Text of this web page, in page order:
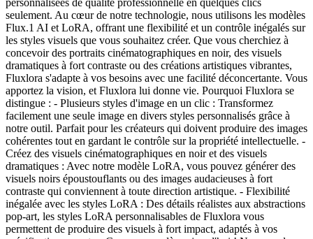
seulement. Au cœur de notre technologie, nous utilisons les modèles
Flux.1 AI et LoRA, offrant une flexibilité et un contrôle inégalés sur
les styles visuels que vous souhaitez créer. Que vous cherchiez à
concevoir des portraits cinématographiques en noir, des visuels
dramatiques à fort contraste ou des créations artistiques vibrantes,
Fluxlora s'adapte à vos besoins avec une facilité déconcertante. Vous
apportez la vision, et Fluxlora lui donne vie. Pourquoi Fluxlora se
distingue : - Plusieurs styles d'image en un clic : Transformez
facilement une seule image en divers styles personnalisés grâce à
notre outil. Parfait pour les créateurs qui doivent produire des images
cohérentes tout en gardant le contrôle sur la propriété intellectuelle. -
Créez des visuels cinématographiques en noir et des visuels
dramatiques : Avec notre modèle LoRA, vous pouvez générer des
visuels noirs époustouflants ou des images audacieuses à fort
contraste qui conviennent à toute direction artistique. - Flexibilité
inégalée avec les styles LoRA : Des détails réalistes aux abstractions
pop-art, les styles LoRA personnalisables de Fluxlora vous
permettent de produire des visuels à fort impact, adaptés à vos